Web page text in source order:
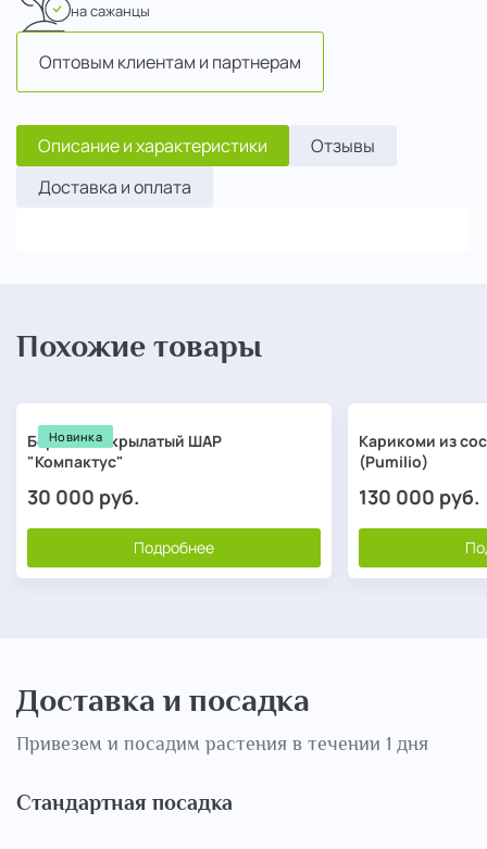
на сажанцы
Оптовым клиентам и партнерам
Описание и характеристики
Отзывы
Доставка и оплата
Похожие товары
Новинка
Бересклет крылатый ШАР
"Компактус"
30 000 руб.
Подробнее
Карикоми из
(Pumilio)
130 000 руб.
Доставка и посадка
Привезем и посадим растения в течении 1 дня
Стандартная посадка